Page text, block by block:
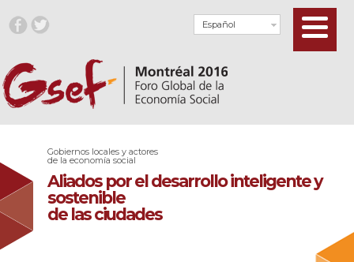
Español
Gobiernos locales y actores
de la economía social
Aliados por el desarrollo inteligente y
sostenible
de las ciudades